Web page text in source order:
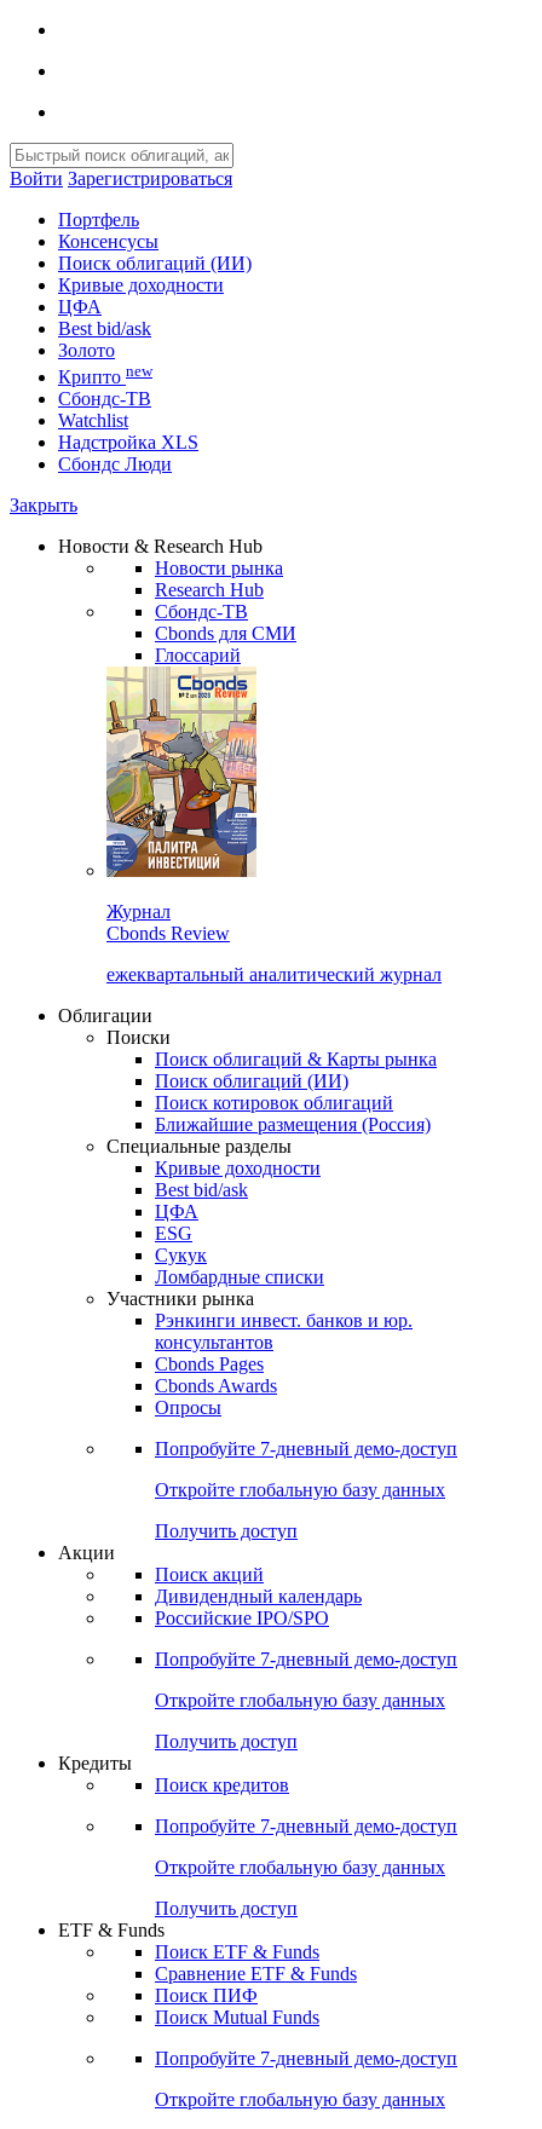
Войти Зарегистрироваться
Портфель
Консенсусы
Поиск облигаций (ИИ)
Кривые доходности
ЦФА
Best bid/ask
Золото
Крипто new
Сбондс-ТВ
Watchlist
Надстройка XLS
Сбондс Люди
Закрыть
Новости & Research Hub
Новости рынка
Research Hub
Сбондс-ТВ
Cbonds для СМИ
Глоссарий
Журнал
Cbonds Review
ежеквартальный аналитический журнал
Облигации
Поиски
Поиск облигаций & Карты рынка
Поиск облигаций (ИИ)
Поиск котировок облигаций
Ближайшие размещения (Россия)
Специальные разделы
Кривые доходности
Best bid/ask
ЦФА
ESG
Сукук
Ломбардные списки
Участники рынка
Рэнкинги инвест. банков и юр.
консультантов
Cbonds Pages
Cbonds Awards
Опросы
Попробуйте 7-дневный демо-доступ
Откройте глобальную базу данных
Получить доступ
Акции
Поиск акций
Дивидендный календарь
Российские IPO/SPO
Попробуйте 7-дневный демо-доступ
Откройте глобальную базу данных
Получить доступ
Кредиты
Поиск кредитов
Попробуйте 7-дневный демо-доступ
Откройте глобальную базу данных
Получить доступ
ETF & Funds
Поиск ETF & Funds
Сравнение ETF & Funds
Поиск ПИФ
Поиск Mutual Funds
Попробуйте 7-дневный демо-доступ
Откройте глобальную базу данных